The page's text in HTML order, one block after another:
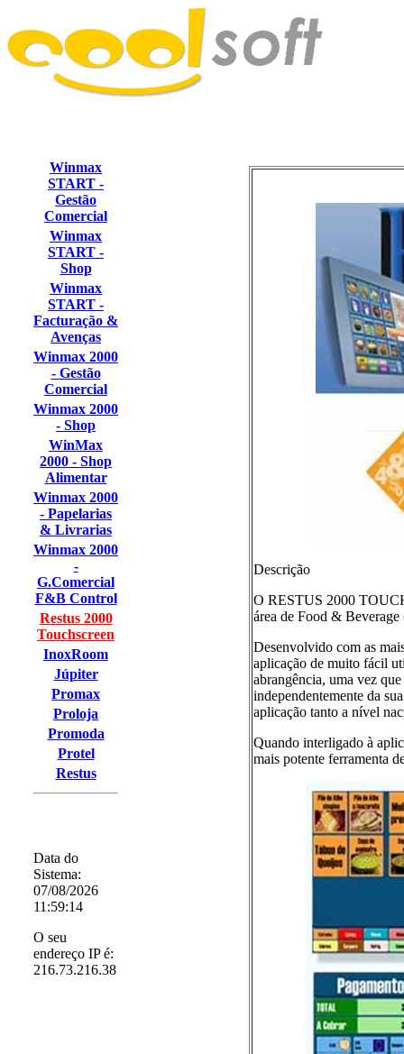
Winmax
START -
Gestão
Comercial
Winmax
START -
Shop
Winmax
START -
Facturação &
Avenças
Winmax 2000
- Gestão
Comercial
Winmax 2000
- Shop
WinMax
2000 - Shop
Alimentar
Winmax 2000
- Papelarias
& Livrarias
Winmax 2000
-
G.Comercial
F&B Control
Restus 2000
Touchscreen
InoxRoom
Júpiter
Promax
Proloja
Promoda
Protel
Restus
Data do
Sistema:
07/08/2026
11:59:14
O seu
endereço IP é:
216.73.216.38
Descrição
O RESTUS 2000
área de Food &
Desenvolvido com as
aplicação de muito fácil
abrangência, uma vez
independentemente da
aplicação tanto a nível
Quando interligado à
mais potente ferramenta